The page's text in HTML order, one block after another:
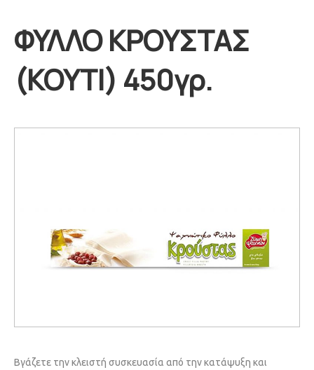
ΦΥΛΛΟ ΚΡΟΥΣΤΑΣ
(ΚΟΥΤΙ) 450γρ.
Βγάζετε την κλειστή συσκευασία από την κατάψυξη και